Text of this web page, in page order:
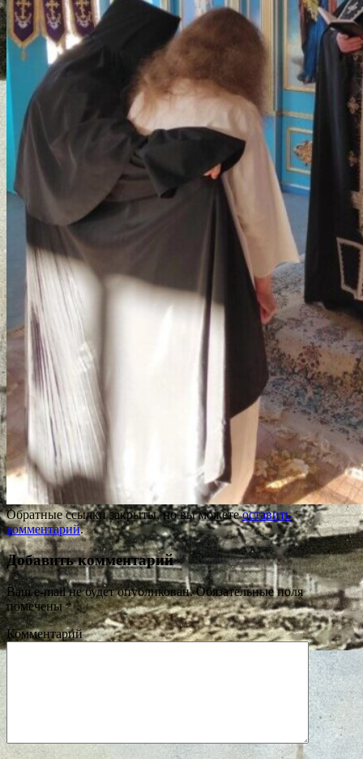
Обратные ссылки закрыты, но вы можетеоставить
комментарий.
Добавить комментарий
Ваш e-mail не будет опубликован.Обязательные поля
помечены*
Комментарий